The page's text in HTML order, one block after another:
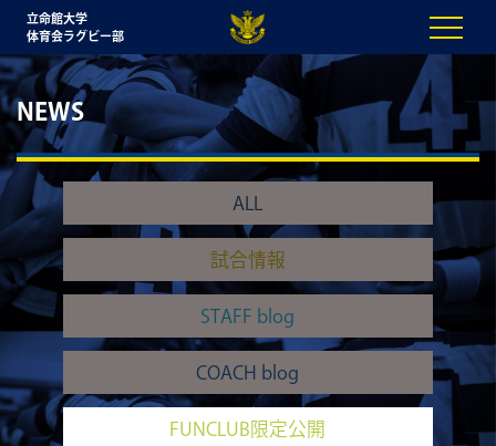
立命館大学
体育会ラグビー部
NEWS
ALL
試合情報
STAFF blog
COACH blog
FUNCLUB限定公開